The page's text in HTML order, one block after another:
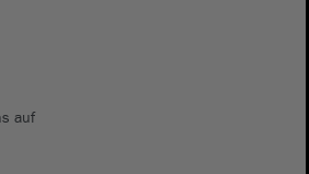
auf